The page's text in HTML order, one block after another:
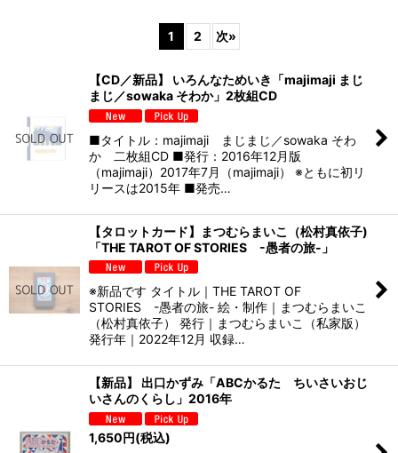
絞り込む
1 2 次»
【CD／新品】 いろんなためいき「majimaji まじ
まじ／sowaka そわか」2枚組CD
■タイトル：majimaji まじまじ／sowaka そわ
か 二枚組CD ■発行：2016年12月版
（majimaji）2017年7月（majimaji） ※ともに初リ
リースは2015年 ■発売…
【タロットカード】まつむらまいこ（松村真依子)
「THE TAROT OF STORIES -愚者の旅-」
※新品です タイトル｜THE TAROT OF
STORIES -愚者の旅- 絵・制作｜まつむらまいこ
（松村真依子） 発行｜まつむらまいこ（私家版）
発行年｜2022年12月 収録…
【新品】 出口かずみ「ABCかるた ちいさいおじ
いさんのくらし」2016年
1,650円(税込)